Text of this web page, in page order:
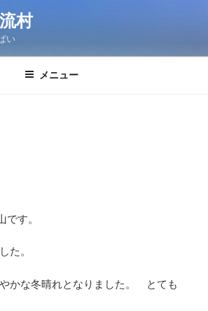
村
い
メニュー
です。
た。
かな冬晴れとなりました。 とても